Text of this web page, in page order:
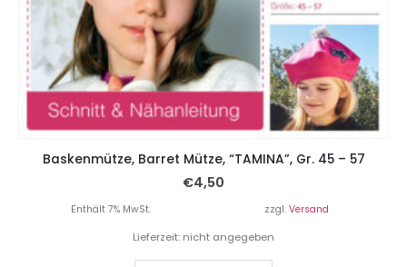
Baskenmütze, Barret Mütze, “TAMINA”, Gr. 45 – 57
€4,50
Enthält 7% MwSt. zzgl. Versand
Lieferzeit: nicht angegeben